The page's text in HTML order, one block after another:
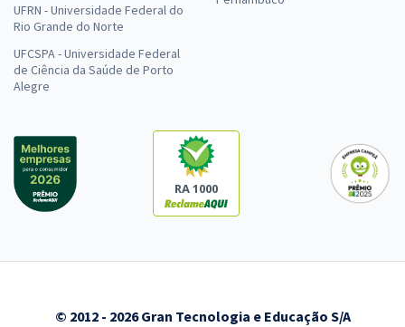
UFRN - Universidade Federal do
Rio Grande do Norte
UFCSPA - Universidade Federal
de Ciência da Saúde de Porto
Alegre
RA 1000
© 2012 - 2026 Gran Tecnologia e Educação S/A